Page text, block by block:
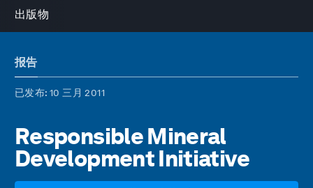
出版物
报告
已发布: 10 三月 2011
Responsible Mineral
Development Initiative